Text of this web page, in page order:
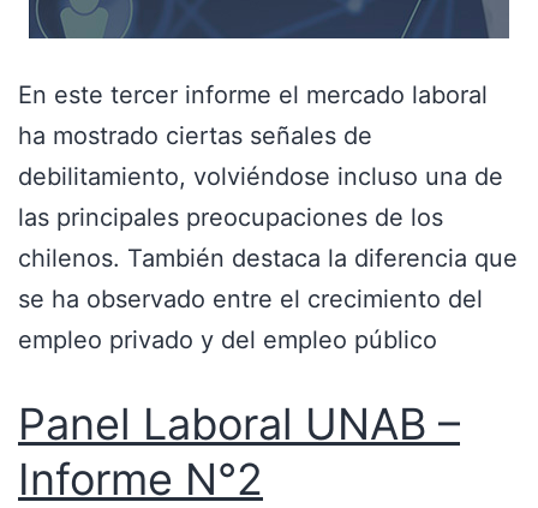
En este tercer informe el mercado laboral
ha mostrado ciertas señales de
debilitamiento, volviéndose incluso una de
las principales preocupaciones de los
chilenos. También destaca la diferencia que
se ha observado entre el crecimiento del
empleo privado y del empleo público
Panel Laboral UNAB –
Informe N°2